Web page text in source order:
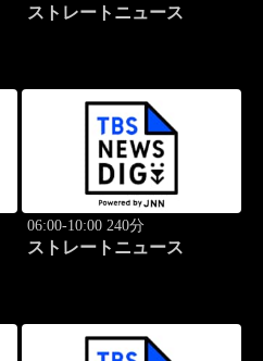
ストレートニュース
06:00-10:00 240分
ストレートニュース